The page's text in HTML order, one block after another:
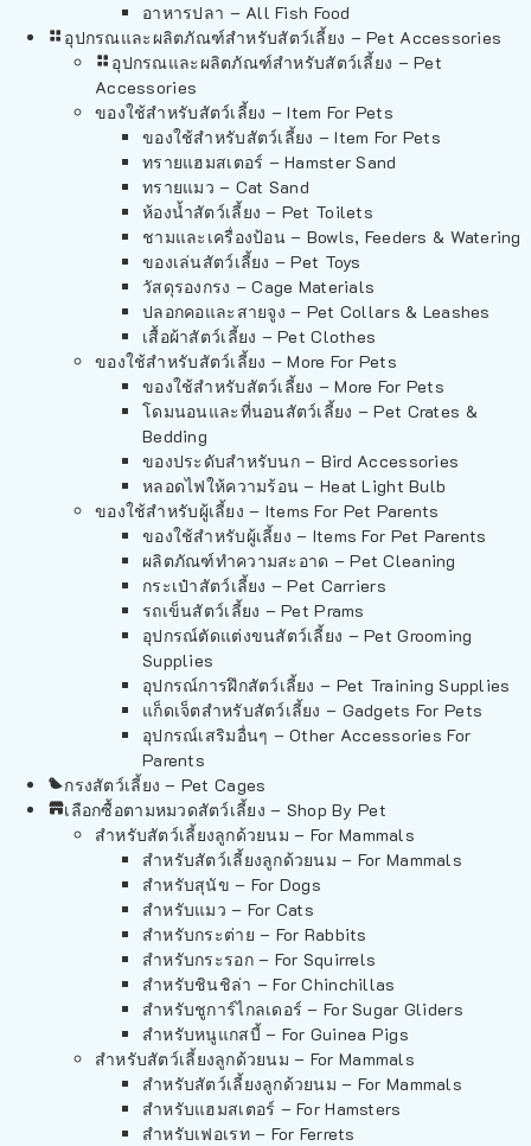
อาหารปลา – All Fish Food
อุปกรณและผลิตภัณฑ์สำหรับสัตว์เลี้ยง – Pet Accessories
อุปกรณและผลิตภัณฑ์สำหรับสัตว์เลี้ยง – Pet
Accessories
ของใช้สำหรับสัตว์เลี้ยง – Item For Pets
ของใช้สำหรับสัตว์เลี้ยง – Item For Pets
ทรายแฮมสเตอร์ – Hamster Sand
ทรายแมว – Cat Sand
ห้องน้ำสัตว์เลี้ยง – Pet Toilets
ชามและเครื่องป้อน – Bowls, Feeders & Watering
ของเล่นสัตว์เลี้ยง – Pet Toys
วัสดุรองกรง – Cage Materials
ปลอกคอและสายจูง – Pet Collars & Leashes
เสื้อผ้าสัตว์เลี้ยง – Pet Clothes
ของใช้สำหรับสัตว์เลี้ยง – More For Pets
ของใช้สำหรับสัตว์เลี้ยง – More For Pets
โดมนอนและที่นอนสัตว์เลี้ยง – Pet Crates &
Bedding
ของประดับสำหรับนก – Bird Accessories
หลอดไฟให้ความร้อน – Heat Light Bulb
ของใช้สำหรับผู้เลี้ยง – Items For Pet Parents
ของใช้สำหรับผู้เลี้ยง – Items For Pet Parents
ผลิตภัณฑ์ทำความสะอาด – Pet Cleaning
กระเป๋าสัตว์เลี้ยง – Pet Carriers
รถเข็นสัตว์เลี้ยง – Pet Prams
อุปกรณ์ตัดแต่งขนสัตว์เลี้ยง – Pet Grooming
Supplies
อุปกรณ์การฝึกสัตว์เลี้ยง – Pet Training Supplies
แก็ดเจ็ตสำหรับสัตว์เลี้ยง – Gadgets For Pets
อุปกรณ์เสริมอื่นๆ – Other Accessories For
Parents
กรงสัตว์เลี้ยง – Pet Cages
เลือกซื้อตามหมวดสัตว์เลี้ยง – Shop By Pet
สำหรับสัตว์เลี้ยงลูกด้วยนม – For Mammals
สำหรับสัตว์เลี้ยงลูกด้วยนม – For Mammals
สำหรับสุนัข – For Dogs
สำหรับแมว – For Cats
สำหรับกระต่าย – For Rabbits
สำหรับกระรอก – For Squirrels
สำหรับชินชิล่า – For Chinchillas
สำหรับชูการ์ไกลเดอร์ – For Sugar Gliders
สำหรับหนูแกสบี้ – For Guinea Pigs
สำหรับสัตว์เลี้ยงลูกด้วยนม – For Mammals
สำหรับสัตว์เลี้ยงลูกด้วยนม – For Mammals
สำหรับแฮมสเตอร์ – For Hamsters
สำหรับเฟอเรท – For Ferrets